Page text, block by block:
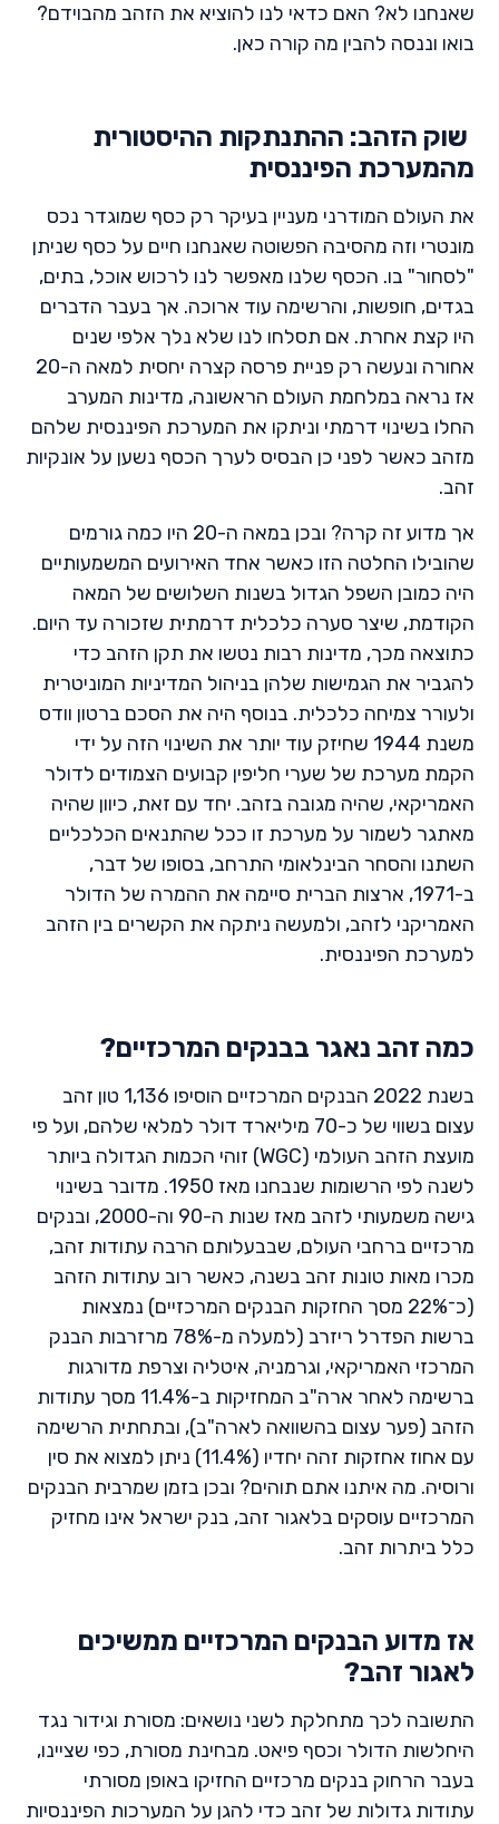
שאנחנו לא? האם כדאי לנו להוציא את הזהב מהבוידם?
בואו וננסה להבין מה קורה כאן.
שוק הזהב: ההתנתקות ההיסטורית
מהמערכת הפיננסית
את העולם המודרני מעניין בעיקר רק כסף שמוגדר נכס
מונטרי וזה מהסיבה הפשוטה שאנחנו חיים על כסף שניתן
"לסחור" בו. הכסף שלנו מאפשר לנו לרכוש אוכל, בתים,
בגדים, חופשות, והרשימה עוד ארוכה. אך בעבר הדברים
היו קצת אחרת. אם תסלחו לנו שלא נלך אלפי שנים
אחורה ונעשה רק פניית פרסה קצרה יחסית למאה ה-20
אז נראה במלחמת העולם הראשונה, מדינות המערב
החלו בשינוי דרמתי וניתקו את המערכת הפיננסית שלהם
מזהב כאשר לפני כן הבסיס לערך הכסף נשען על אונקיות
זהב.
אך מדוע זה קרה? ובכן במאה ה-20 היו כמה גורמים
שהובילו החלטה הזו כאשר אחד האירועים המשמעותיים
היה כמובן השפל הגדול בשנות השלושים של המאה
הקודמת, שיצר סערה כלכלית דרמתית שזכורה עד היום.
כתוצאה מכך, מדינות רבות נטשו את תקן הזהב כדי
להגביר את הגמישות שלהן בניהול המדיניות המוניטרית
ולעורר צמיחה כלכלית. בנוסף היה את הסכם ברטון וודס
משנת 1944 שחיזק עוד יותר את השינוי הזה על ידי
הקמת מערכת של שערי חליפין קבועים הצמודים לדולר
האמריקאי, שהיה מגובה בזהב. יחד עם זאת, כיוון שהיה
מאתגר לשמור על מערכת זו ככל שהתנאים הכלכליים
השתנו והסחר הבינלאומי התרחב, בסופו של דבר,
ב-1971, ארצות הברית סיימה את ההמרה של הדולר
האמריקני לזהב, ולמעשה ניתקה את הקשרים בין הזהב
למערכת הפיננסית.
כמה זהב נאגר בבנקים המרכזיים?
בשנת 2022 הבנקים המרכזיים הוסיפו 1,136 טון זהב
עצום בשווי של כ-70 מיליארד דולר למלאי שלהם, ועל פי
מועצת הזהב העולמי (WGC) זוהי הכמות הגדולה ביותר
לשנה לפי הרשומות שנבחנו מאז 1950. מדובר בשינוי
גישה משמעותי לזהב מאז שנות ה-90 וה-2000, ובנקים
מרכזיים ברחבי העולם, שבבעלותם הרבה עתודות זהב,
מכרו מאות טונות זהב בשנה, כאשר רוב עתודות הזהב
(כ־22% מסך החזקות הבנקים המרכזיים) נמצאות
ברשות הפדרל ריזרב (למעלה מ-78% מרזרבות הבנק
המרכזי האמריקאי, וגרמניה, איטליה וצרפת מדורגות
ברשימה לאחר ארה"ב המחזיקות ב-11.4% מסך עתודות
הזהב (פער עצום בהשוואה לארה"ב), ובתחתית הרשימה
עם אחוז אחזקות זהה יחדיו (11.4%) ניתן למצוא את סין
ורוסיה. מה איתנו אתם תוהים? ובכן בזמן שמרבית הבנקים
המרכזיים עוסקים בלאגור זהב, בנק ישראל אינו מחזיק
כלל ביתרות זהב.
אז מדוע הבנקים המרכזיים ממשיכים
לאגור זהב?
התשובה לכך מתחלקת לשני נושאים: מסורת וגידור נגד
היחלשות הדולר וכסף פיאט. מבחינת מסורת, כפי שציינו,
בעבר הרחוק בנקים מרכזיים החזיקו באופן מסורתי
עתודות גדולות של זהב כדי להגן על המערכות הפיננסיות